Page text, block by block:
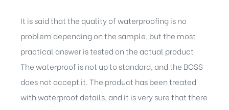
It is said that the quality of waterproofing is no
problem depending on the sample, but the most
practical answer is tested on the actual product
The waterproof is not up to standard, and the BOSS
does not accept it. The product has been treated
with waterproof details, and it is very sure that there